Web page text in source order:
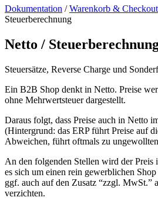
Dokumentation / Warenkorb & Checkout
Steuerberechnung
Netto /
Steuersätze, Reverse Charge und
Ein B2B Shop denkt in Netto. Preise
ohne Mehrwertsteuer dargestellt.
Daraus folgt, dass Preise auch in Netto
(Hintergrund: das ERP führt Preise auf
Abweichen, führt oftmals zu
An den folgenden Stellen wird der Preis
es sich um einen rein gewerblichen
ggf. auch auf den Zusatz “zzgl. MwSt.”
verzichten.